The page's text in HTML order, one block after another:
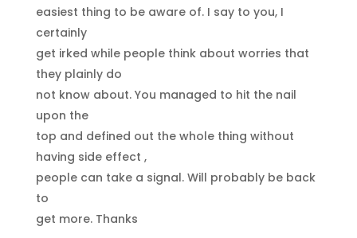
easiest thing to be aware of. I say to you, I
certainly
get irked while people think about worries that
they plainly do
not know about. You managed to hit the nail
upon the
top and defined out the whole thing without
having side effect ,
people can take a signal. Will probably be back
to
get more. Thanks